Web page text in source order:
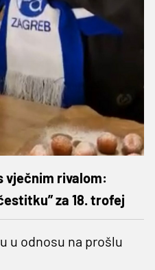
vječnim rivalom:
za 18. trofej
u odnosu na prošlu